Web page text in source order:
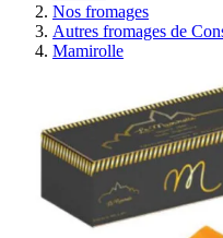
Nos fromages
Autres fromages de
Mamirolle